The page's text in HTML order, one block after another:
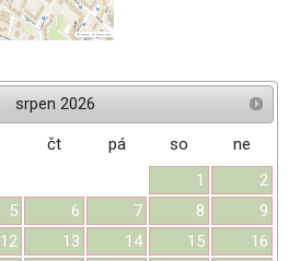
srpen 2026
čt pá so
ne
1
2
5 6 7 8
9
12 13 14 15
16